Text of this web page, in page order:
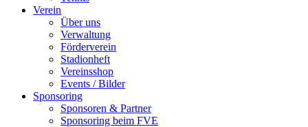
Verein
Über uns
Verwaltung
Förderverein
Stadionheft
Vereinsshop
Events / Bilder
Sponsoring
Sponsoren & Partner
Sponsoring beim FVE